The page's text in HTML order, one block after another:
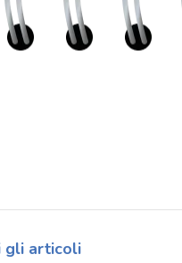
gli articoli